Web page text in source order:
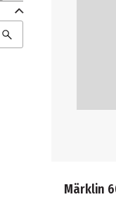
Märklin